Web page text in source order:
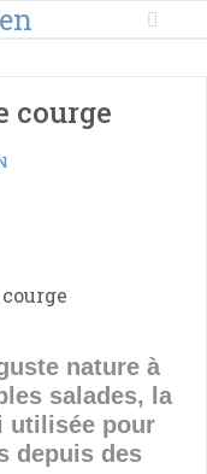
courge
nature à
salades, la
utilisée pour
depuis des